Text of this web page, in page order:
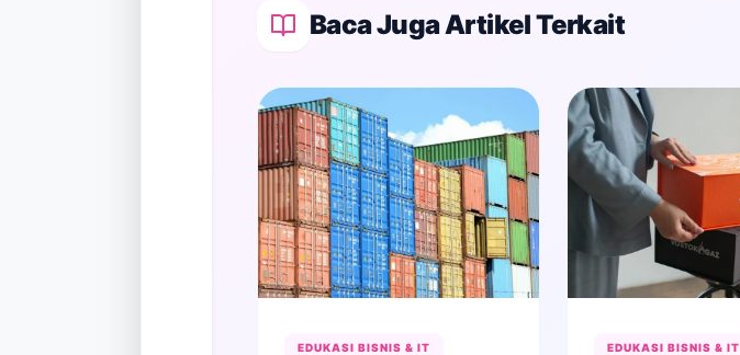
Baca Juga Artikel Terkait
EDUKASI BISNIS & IT EDUKASI BISNIS & IT